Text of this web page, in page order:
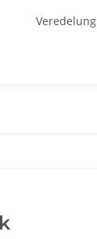
Veredelung